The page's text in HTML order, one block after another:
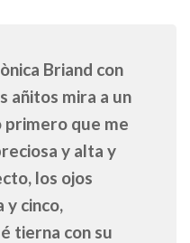
Briand con
añitos mira a un
primero que me
y alta y
los ojos
y cinco,
tierna con su